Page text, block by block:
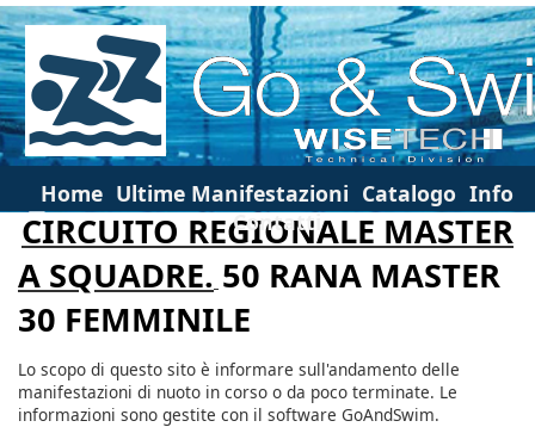
Home Ultime Manifestazioni Catalogo Info
Contatti
CIRCUITO REGIONALE MASTER
A SQUADRE. 50 RANA MASTER
30 FEMMINILE
Lo scopo di questo sito è informare sull'andamento delle
manifestazioni di nuoto in corso o da poco terminate. Le
informazioni sono gestite con il software GoAndSwim.